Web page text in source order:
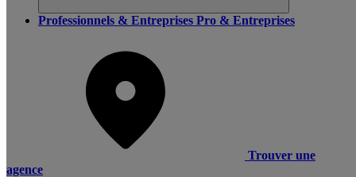
Professionnels & Entreprises Pro & Entreprises
Trouver une
agence